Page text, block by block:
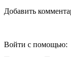
Добавить
Войти с помощью: